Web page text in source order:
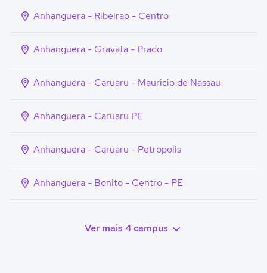
Anhanguera - Ribeirao - Centro
Anhanguera - Gravata - Prado
Anhanguera - Caruaru - Mauricio de Nassau
Anhanguera - Caruaru PE
Anhanguera - Caruaru - Petropolis
Anhanguera - Bonito - Centro - PE
Ver mais 4 campus